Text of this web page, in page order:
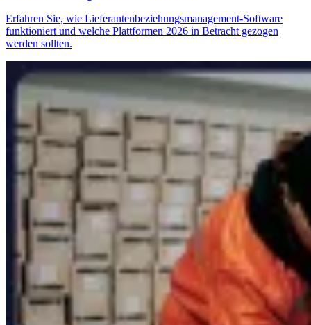
Erfahren Sie, wie Lieferantenbeziehungsmanagement-Software
funktioniert und welche Plattformen 2026 in Betracht gezogen
werden sollten.